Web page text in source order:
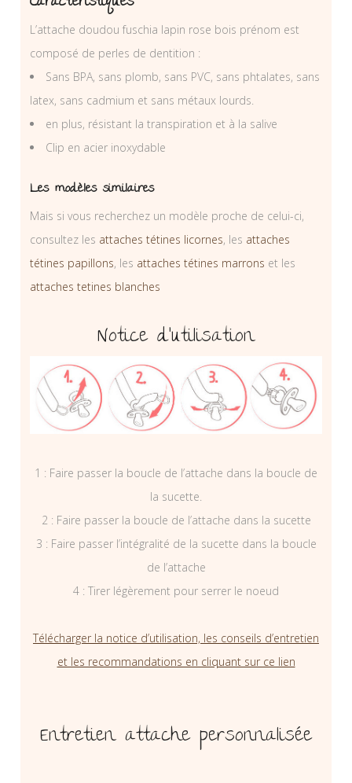
L’attache doudou fuschia lapin rose bois prénom est
composé de perles de dentition :
Sans BPA, sans plomb, sans PVC, sans phtalates, sans
latex, sans cadmium et sans métaux lourds.
en plus, résistant la transpiration et à la salive
Clip en acier inoxydable
Les modèles similaires
Mais si vous recherchez un modèle proche de celui-ci,
consultez les attaches tétines licornes, les attaches
tétines papillons, les attaches tétines marrons et les
attaches tetines blanches
Notice d’utilisation
1 : Faire passer la boucle de l’attache dans la boucle de
la sucette.
2 : Faire passer la boucle de l’attache dans la sucette
3 : Faire passer l’intégralité de la sucette dans la boucle
de l’attache
4 : Tirer légèrement pour serrer le noeud
Télécharger la notice d’utilisation, les conseils d’entretien
et les recommandations en cliquant sur ce lien
Entretien attache personnalisée